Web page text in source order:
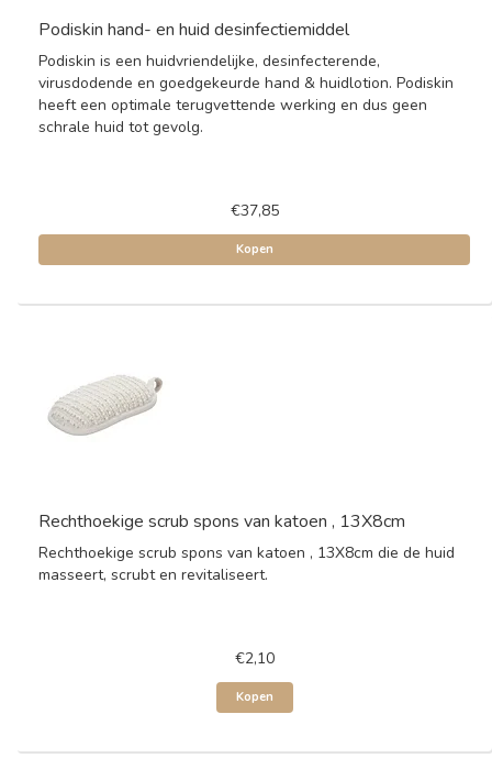
Podiskin hand- en huid desinfectiemiddel
Podiskin is een huidvriendelijke, desinfecterende,
virusdodende en goedgekeurde hand & huidlotion. Podiskin
heeft een optimale terugvettende werking en dus geen
schrale huid tot gevolg.
€37,85
Kopen
Rechthoekige scrub spons van katoen , 13X8cm
Rechthoekige scrub spons van katoen , 13X8cm die de huid
masseert, scrubt en revitaliseert.
€2,10
Kopen